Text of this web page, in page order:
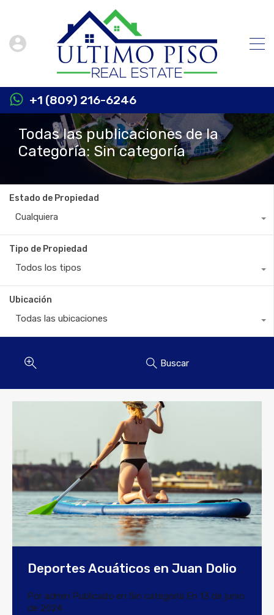
+1 (809) 216-6246
Todas las publicaciones de la
Categoría: Sin categoría
Estado de Propiedad
Cualquiera
Tipo de Propiedad
Todos los tipos
Ubicación
Todas las ubicaciones
Buscar
Deportes Acuáticos en Juan Dolio
Por admin Publicado en Sin categoría En 13 de junio
de 2024